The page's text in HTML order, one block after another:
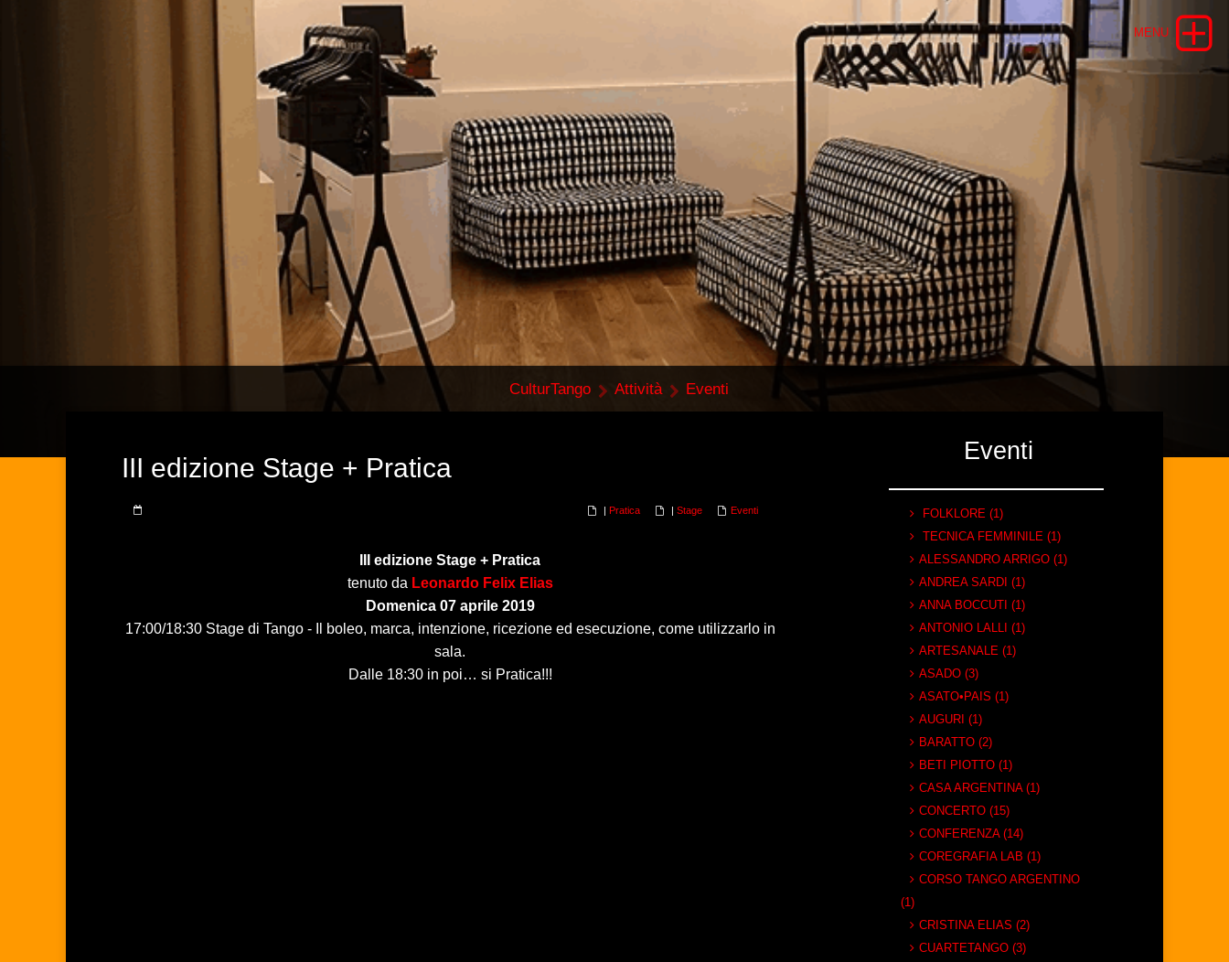
CulturTango Attività Eventi
III edizione Stage + Pratica
Eventi
| Stage
| Pratica
III edizione Stage + Pratica
tenuto da Leonardo Felix Elias
Domenica 07 aprile 2019
17:00/18:30 Stage di Tango - Il boleo, marca, intenzione, ricezione ed esecuzione, come utilizzarlo in
sala.
Dalle 18:30 in poi… si Pratica!!!
Eventi
FOLKLORE (1)
TECNICA FEMMINILE (1)
ALESSANDRO ARRIGO (1)
ANDREA SARDI (1)
ANNA BOCCUTI (1)
ANTONIO LALLI (1)
ARTESANALE (1)
ASADO (3)
ASATO•PAIS (1)
AUGURI (1)
BARATTO (2)
BETI PIOTTO (1)
CASA ARGENTINA (1)
CONCERTO (15)
CONFERENZA (14)
COREGRAFIA LAB (1)
CORSO TANGO ARGENTINO
(1)
CRISTINA ELIAS (2)
CUARTETANGO (3)